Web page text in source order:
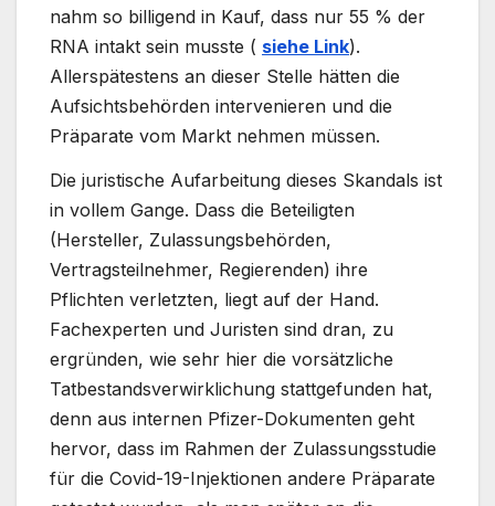
nahm so billigend in Kauf, dass nur 55 % der
RNA intakt sein musste ( siehe Link).
Allerspätestens an dieser Stelle hätten die
Aufsichtsbehörden intervenieren und die
Präparate vom Markt nehmen müssen.
Die juristische Aufarbeitung dieses Skandals ist
in vollem Gange. Dass die Beteiligten
(Hersteller, Zulassungsbehörden,
Vertragsteilnehmer, Regierenden) ihre
Pflichten verletzten, liegt auf der Hand.
Fachexperten und Juristen sind dran, zu
ergründen, wie sehr hier die vorsätzliche
Tatbestandsverwirklichung stattgefunden hat,
denn aus internen Pfizer-Dokumenten geht
hervor, dass im Rahmen der Zulassungsstudie
für die Covid-19-Injektionen andere Präparate